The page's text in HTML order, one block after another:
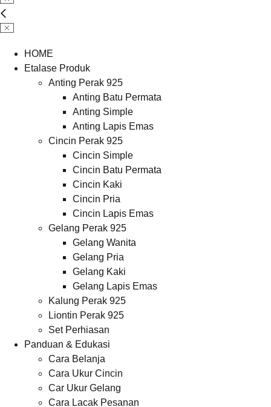
HOME
Etalase Produk
Anting Perak 925
Anting Batu Permata
Anting Simple
Anting Lapis Emas
Cincin Perak 925
Cincin Simple
Cincin Batu Permata
Cincin Kaki
Cincin Pria
Cincin Lapis Emas
Gelang Perak 925
Gelang Wanita
Gelang Pria
Gelang Kaki
Gelang Lapis Emas
Kalung Perak 925
Liontin Perak 925
Set Perhiasan
Panduan & Edukasi
Cara Belanja
Cara Ukur Cincin
Car Ukur Gelang
Cara Lacak Pesanan